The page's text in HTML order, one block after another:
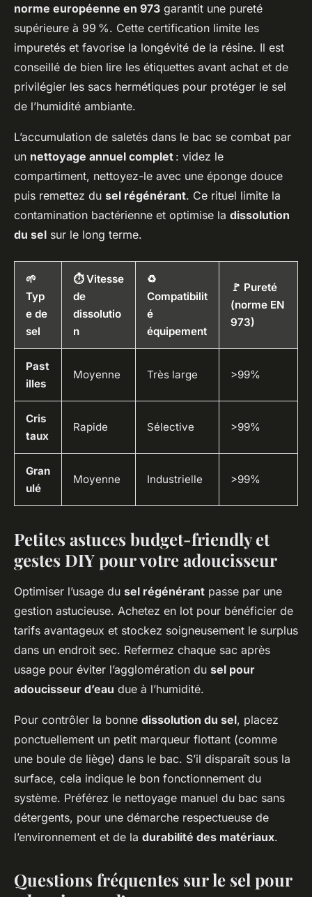
norme européenne en 973 garantit une pureté
supérieure à 99 %. Cette certification limite les
impuretés et favorise la longévité de la résine. Il est
conseillé de bien lire les étiquettes avant achat et de
privilégier les sacs hermétiques pour protéger le sel
de l’humidité ambiante.
L’accumulation de saletés dans le bac se combat par
un nettoyage annuel complet : videz le
compartiment, nettoyez-le avec une éponge douce
puis remettez du sel régénérant. Ce rituel limite la
contamination bactérienne et optimise la dissolution
du sel sur le long terme.
🌱
Typ
e de
sel
⏱️ Vitesse
de
dissolutio
n
♻️
Compatibilit
é
équipement
🚩 Pureté
(norme EN
973)
Past
illes
Moyenne Très large >99%
Cris
taux
Rapide Sélective >99%
Gran
ulé
Moyenne Industrielle >99%
Petites astuces budget-friendly et
gestes DIY pour votre adoucisseur
Optimiser l’usage du sel régénérant passe par une
gestion astucieuse. Achetez en lot pour bénéficier de
tarifs avantageux et stockez soigneusement le surplus
dans un endroit sec. Refermez chaque sac après
usage pour éviter l’agglomération du sel pour
adoucisseur d’eau due à l’humidité.
Pour contrôler la bonne dissolution du sel, placez
ponctuellement un petit marqueur flottant (comme
une boule de liège) dans le bac. S’il disparaît sous la
surface, cela indique le bon fonctionnement du
système. Préférez le nettoyage manuel du bac sans
détergents, pour une démarche respectueuse de
l’environnement et de la durabilité des matériaux.
Questions fréquentes sur le sel pour